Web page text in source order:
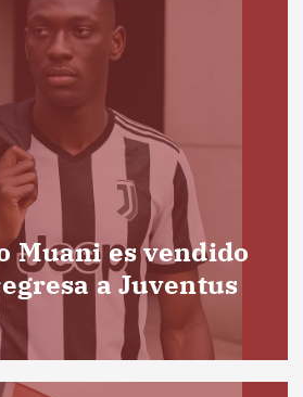
Muani es vendido
a Juventus